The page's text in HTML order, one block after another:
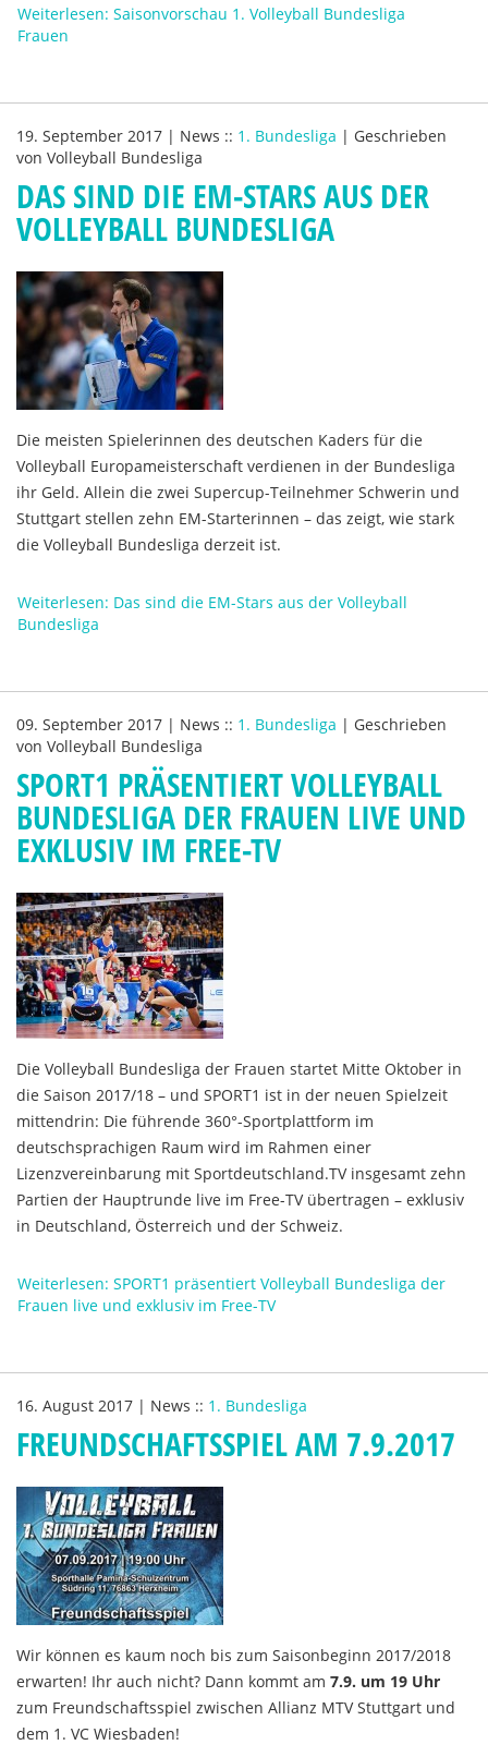
Weiterlesen: Saisonvorschau 1. Volleyball Bundesliga
Frauen
19. September 2017 | News :: 1. Bundesliga | Geschrieben
von Volleyball Bundesliga
DAS SIND DIE EM-STARS AUS DER
VOLLEYBALL BUNDESLIGA
Die meisten Spielerinnen des deutschen Kaders für die
Volleyball Europameisterschaft verdienen in der Bundesliga
ihr Geld. Allein die zwei Supercup-Teilnehmer Schwerin und
Stuttgart stellen zehn EM-Starterinnen – das zeigt, wie stark
die Volleyball Bundesliga derzeit ist.
Weiterlesen: Das sind die EM-Stars aus der Volleyball
Bundesliga
09. September 2017 | News :: 1. Bundesliga | Geschrieben
von Volleyball Bundesliga
SPORT1 PRÄSENTIERT VOLLEYBALL
BUNDESLIGA DER FRAUEN LIVE UND
EXKLUSIV IM FREE-TV
Die Volleyball Bundesliga der Frauen startet Mitte Oktober in
die Saison 2017/18 – und SPORT1 ist in der neuen Spielzeit
mittendrin: Die führende 360°-Sportplattform im
deutschsprachigen Raum wird im Rahmen einer
Lizenzvereinbarung mit Sportdeutschland.TV insgesamt zehn
Partien der Hauptrunde live im Free-TV übertragen – exklusiv
in Deutschland, Österreich und der Schweiz.
Weiterlesen: SPORT1 präsentiert Volleyball Bundesliga der
Frauen live und exklusiv im Free-TV
16. August 2017 | News :: 1. Bundesliga
FREUNDSCHAFTSSPIEL AM 7.9.2017
Wir können es kaum noch bis zum Saisonbeginn 2017/2018
erwarten! Ihr auch nicht? Dann kommt am 7.9. um 19 Uhr
zum Freundschaftsspiel zwischen Allianz MTV Stuttgart und
dem 1. VC Wiesbaden!